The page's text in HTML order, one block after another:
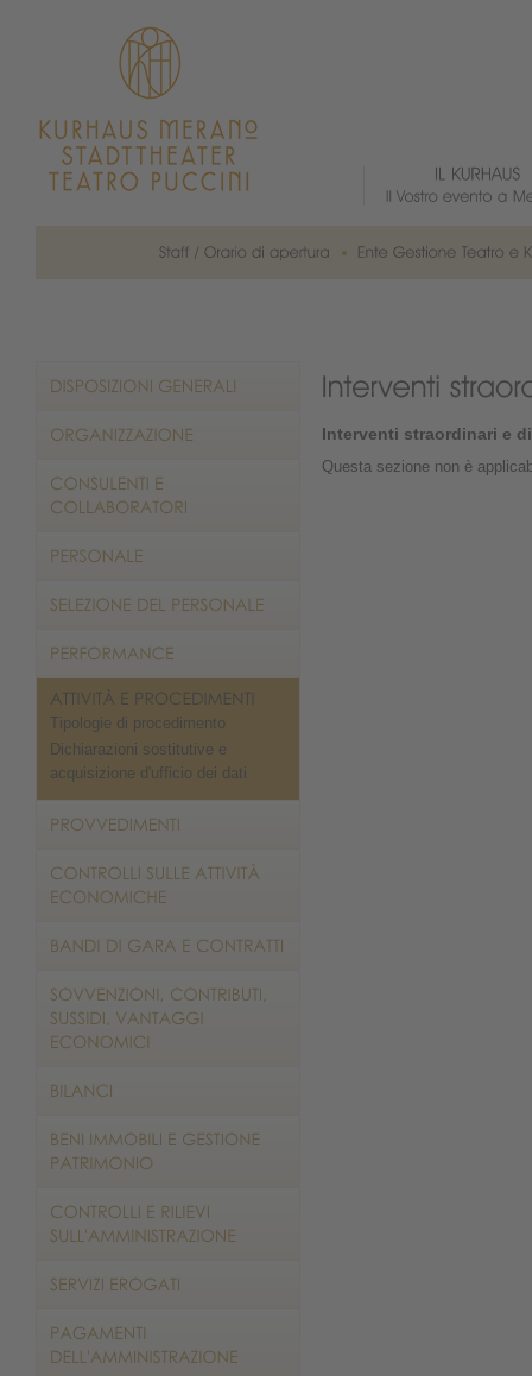
Tipologie di procedimento
Dichiarazioni sostitutive e
acquisizione d'ufficio dei dati
Interventi straordinari e
Questa sezione non è